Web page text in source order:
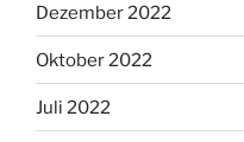
Dezember 2022
Oktober 2022
Juli 2022